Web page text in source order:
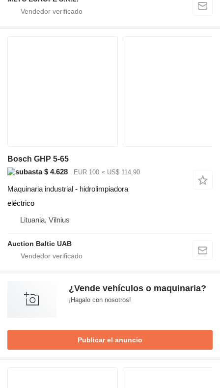
Bosch GHP 5-65
$ 4.628
EUR 100 ≈ US$ 114,90
Maquinaria industrial - hidrolimpiadora
eléctrico
Lituania, Vilnius
Auction Baltic UAB
¿Vende vehículos o maquinaria?
¡Hagalo con nosotros!
Publicar el anuncio